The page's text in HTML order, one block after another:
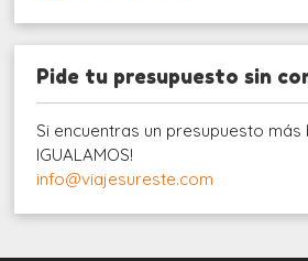
Pide tu presupuesto sin
Si encuentras un presupuesto más
IGUALAMOS!
info@viajesureste.com